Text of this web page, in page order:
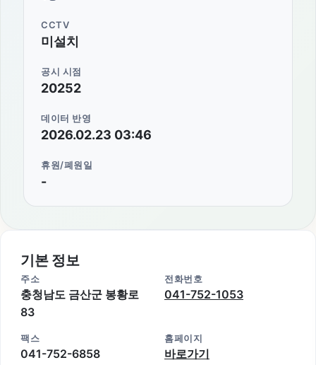
CCTV
미설치
공시 시점
20252
데이터 반영
2026.02.23 03:46
휴원/폐원일
-
기본 정보
주소
충청남도 금산군 봉황로
83
전화번호
041-752-1053
팩스
041-752-6858
홈페이지
바로가기